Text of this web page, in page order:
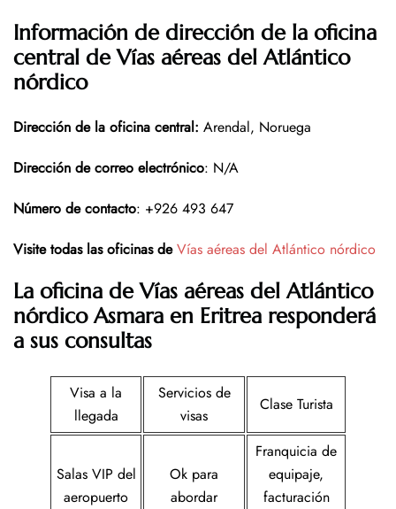
Información de dirección de la oficina
central de Vías aéreas del Atlántico
nórdico
Dirección de la oficina central: Arendal, Noruega
Dirección de correo electrónico: N/A
Número de contacto: +926 493 647
Visite todas las oficinas de Vías aéreas del Atlántico nórdico
La oficina de Vías aéreas del Atlántico
nórdico Asmara en Eritrea responderá
a sus consultas
Visa a la
llegada
Servicios de
visas
Clase Turista
Salas VIP del
aeropuerto
Ok para
abordar
Franquicia de
equipaje,
facturación